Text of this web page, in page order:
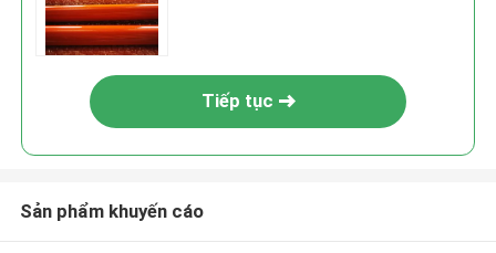
Tiếp tục
Sản phẩm khuyến cáo